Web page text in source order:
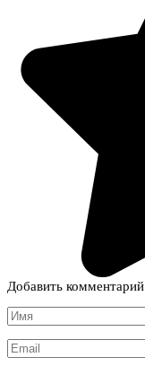
Добавить комментарий
Имя
*
Email
*